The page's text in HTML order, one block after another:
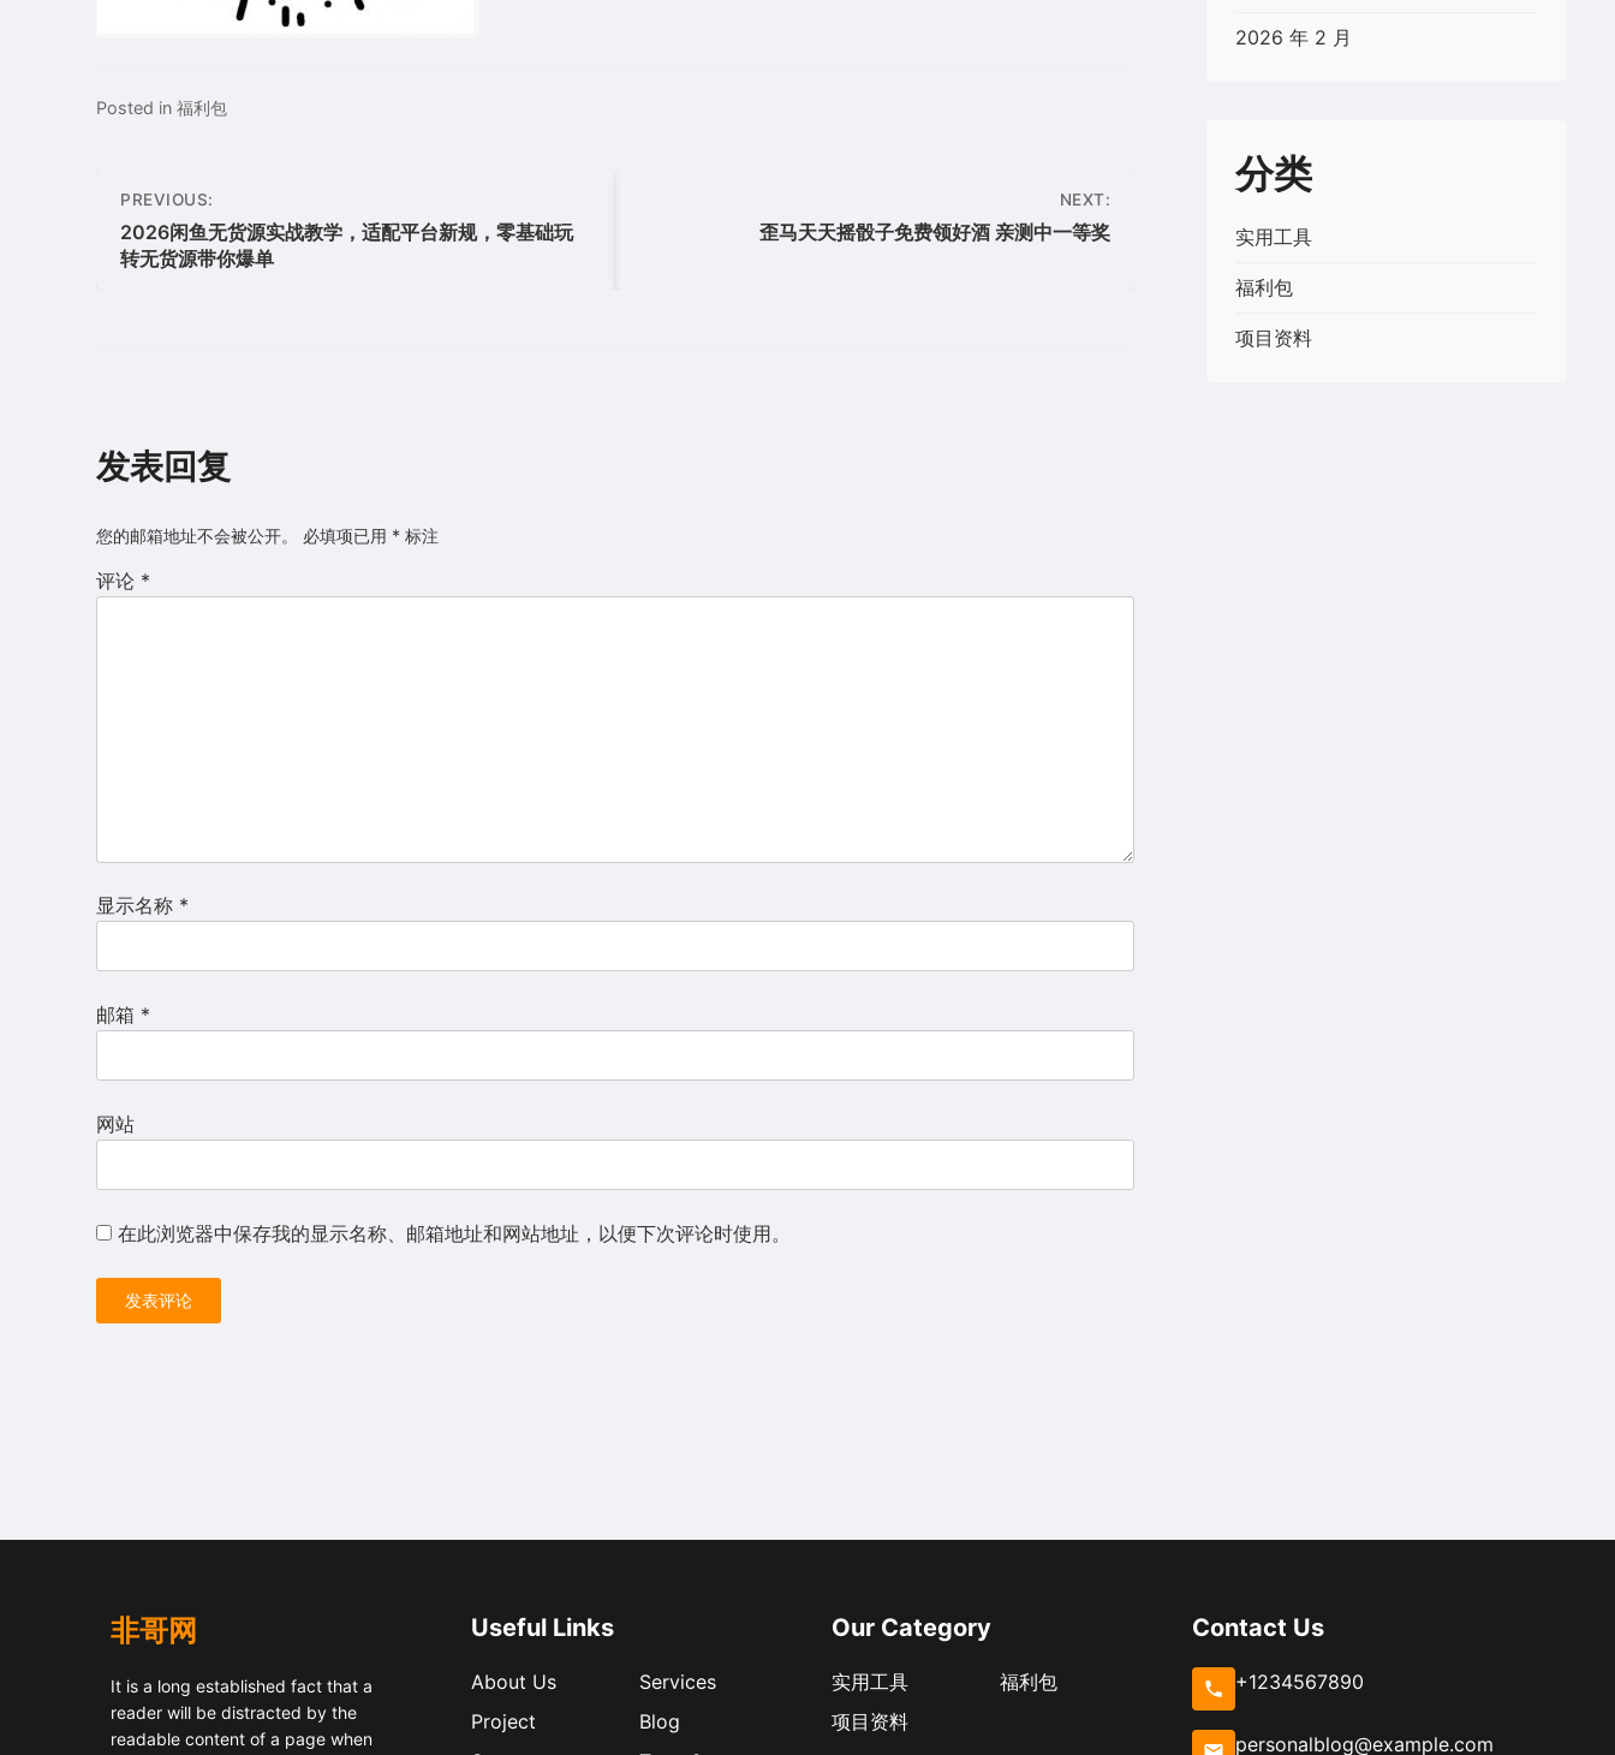
Posted in 福利包
文
章
PREVIOUS:
2026闲鱼无货源实战教学，适配平台新规，零基础玩
转无货源带你爆单
NEXT:
歪马天天摇骰子免费领好酒 亲测中一等奖
发表回复
您的邮箱地址不会被公开。 必填项已用 * 标注
评论 *
显示名称 *
邮箱 *
网站
在此浏览器中保存我的显示名称、邮箱地址和网站地址，以便下次评论时使用。
2026 年 2 月
分类
实用工具
福利包
项目资料
非哥网
It is a long established fact that a
reader will be distracted by the
readable content of a page when
Useful Links
About Us
Services
Project
Blog
Our Category
实用工具
福利包
项目资料
Contact Us
+1234567890
personalblog@example.com